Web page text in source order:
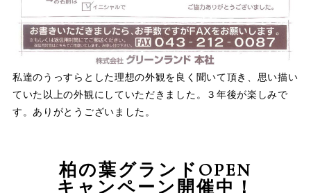
私達のうっすらとした理想の外観を良く聞いて頂き、思い描い
ていた以上の外観にしていただきました。３年後が楽しみで
す。ありがとうございました。
柏の葉グランドOPEN
キャンペーン開催中！